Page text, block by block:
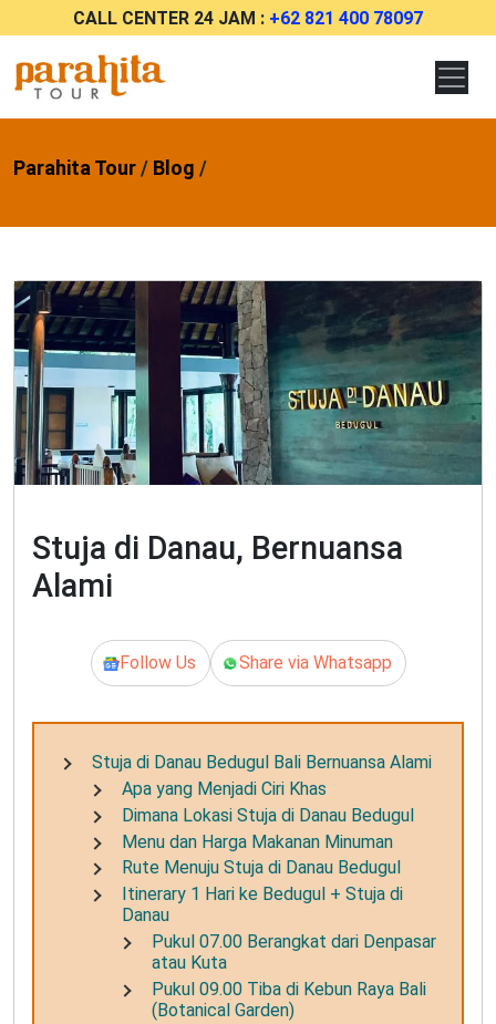
CALL CENTER 24 JAM : +62 821 400 78097
Parahita Tour/ Blog /
Stuja di Danau, Bernuansa
Alami
Follow Us Share via Whatsapp
Stuja di Danau Bedugul Bali Bernuansa Alami
Apa yang Menjadi Ciri Khas
Dimana Lokasi Stuja di Danau Bedugul
Menu dan Harga Makanan Minuman
Rute Menuju Stuja di Danau Bedugul
Itinerary 1 Hari ke Bedugul + Stuja di
Danau
Pukul 07.00 Berangkat dari Denpasar
atau Kuta
Pukul 09.00 Tiba di Kebun Raya Bali
(Botanical Garden)